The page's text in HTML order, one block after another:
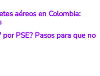
aéreos en Colombia:
PSE? Pasos para que no